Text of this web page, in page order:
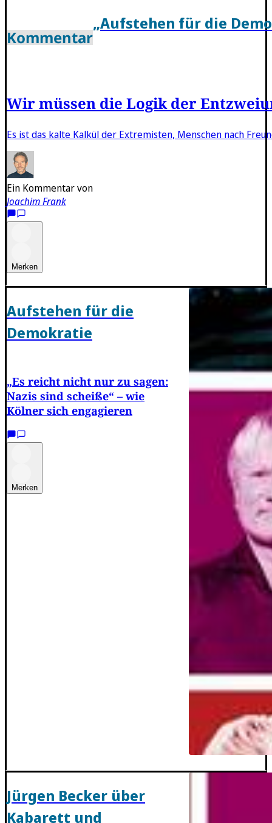
Kommentar
„Aufstehen für die
Wir müssen die Logik der
Es ist das kalte Kalkül der Extremisten, Menschen nach
Ein Kommentar von
Joachim Frank
Merken
Aufstehen für die
Demokratie
„Es reicht nicht nur zu sagen:
Nazis sind scheiße“ – wie
Kölner sich engagieren
Merken
Jürgen Becker über
Kabarett und